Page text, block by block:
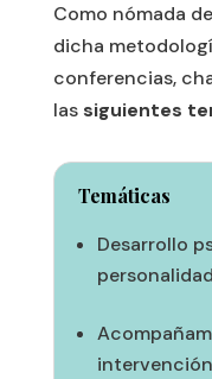
Como nómada
dicha
conferencias,
las siguientes
Temáticas
Desarrollo